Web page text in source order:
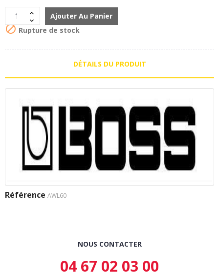
Ajouter Au Panier
 Rupture de stock
DÉTAILS DU PRODUIT
Référence AWL60
NOUS CONTACTER
04 67 02 03 00